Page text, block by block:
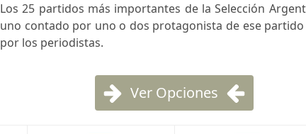
Los 25 partidos más importantes de la Selección
uno contado por uno o dos protagonista de ese
por los periodistas.
Ver Opciones